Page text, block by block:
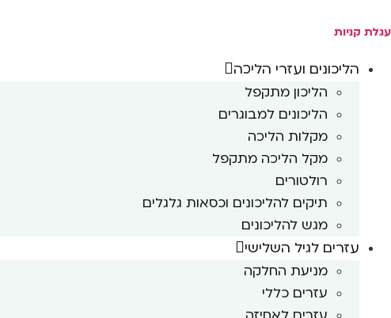
עגלת קניות
הליכונים ועזרי הליכה
הליכון מתקפל
הליכונים למבוגרים
מקלות הליכה
מקל הליכה מתקפל
רולטורים
תיקים להליכונים וכסאות גלגלים
מגש להליכונים
עזרים לגיל השלישי
מניעת החלקה
עזרים כללי